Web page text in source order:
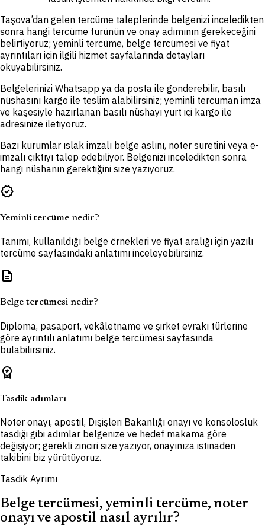
Taşova’dan gelen tercüme taleplerinde belgenizi inceledikten
sonra hangi tercüme türünün ve onay adımının gerekeceğini
belirtiyoruz; yeminli tercüme, belge tercümesi ve fiyat
ayrıntıları için ilgili hizmet sayfalarında detayları
okuyabilirsiniz.
Belgelerinizi Whatsapp ya da posta ile gönderebilir, basılı
nüshasını kargo ile teslim alabilirsiniz; yeminli tercüman imza
ve kaşesiyle hazırlanan basılı nüshayı yurt içi kargo ile
adresinize iletiyoruz.
Bazı kurumlar ıslak imzalı belge aslını, noter suretini veya e-
imzalı çıktıyı talep edebiliyor. Belgenizi inceledikten sonra
hangi nüshanın gerektiğini size yazıyoruz.
verified
Yeminli tercüme nedir?
Tanımı, kullanıldığı belge örnekleri ve fiyat aralığı için yazılı
tercüme sayfasındaki anlatımı inceleyebilirsiniz.
description
Belge tercümesi nedir?
Diploma, pasaport, vekâletname ve şirket evrakı türlerine
göre ayrıntılı anlatımı belge tercümesi sayfasında
bulabilirsiniz.
workspace_premium
Tasdik adımları
Noter onayı, apostil, Dışişleri Bakanlığı onayı ve konsolosluk
tasdiği gibi adımlar belgenize ve hedef makama göre
değişiyor; gerekli zinciri size yazıyor, onayınıza istinaden
takibini biz yürütüyoruz.
Tasdik Ayrımı
Belge tercümesi, yeminli tercüme, noter
onayı ve apostil nasıl ayrılır?